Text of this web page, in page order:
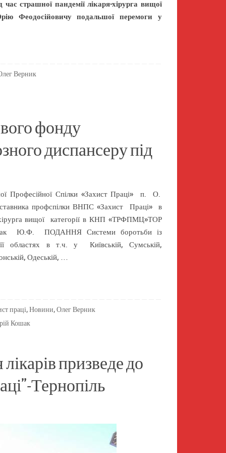
страшної пандемії лікаря-хірурга вищої
Феодосійовичу подальшої перемоги у
Верник
фонду
диспансеру під
Професійної Спілки «Захист Праці» п. О.
профспілки ВНПС «Захист Праці» в
вищої категорії в КНП «ТРФПМЦ»ТОР
Ю.Ф. ПОДАННЯ Системи боротьби із
областях в т.ч. у Київській, Сумській,
Одеській, …
праці,Новини,Олег Верник
Кошак
призведе до
Тернопіль